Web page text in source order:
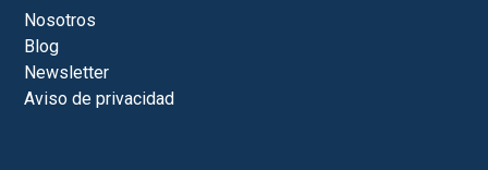
Nosotros
Blog
Newsletter
Aviso de privacidad